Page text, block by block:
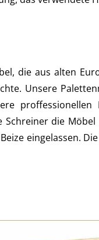
die aus alten
Unsere
proffessionellen
die
eingelassen.